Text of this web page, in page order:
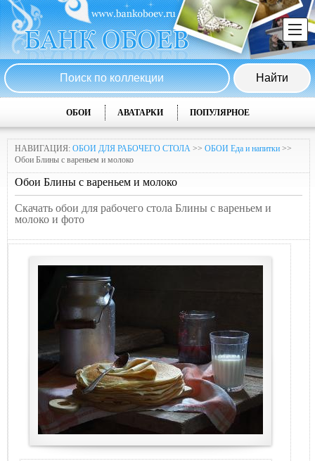
ОБОИ АВАТАРКИ ПОПУЛЯРНОЕ
НАВИГАЦИЯ: ОБОИ ДЛЯ РАБОЧЕГО СТОЛА >> ОБОИ Еда и напитки >>
Обои Блины с вареньем и молоко
Обои Блины с вареньем и молоко
Скачать обои для рабочего стола Блины с вареньем и
молоко и фото